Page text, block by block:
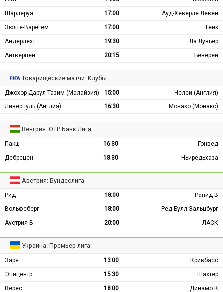
Шарлеруа
17:00
Ауд-Хеверле Лёвен
Зюлте-Варегем
17:00
Генк
Андерлехт
19:30
Ла Лувьер
Антверпен
20:15 Беверен
Товарищеские матчи: Клубы
Джохор Дарул Тазим (Малайзия) 15:00
Челси (Англия)
Ливерпуль (Англия)
16:30 Монако (Монако)
Венгрия: ОТР Банк Лига
Пакш 16:30
Гонвед
Дебрецен
18:30 Ньиредьхаза
Австрия: Бундеслига
Рид 18:00
Рапид В
Вольфсберг
18:00
Ред Булл Зальцбург
Аустрия В
20:00 ЛАСК
Украина: Премьер-лига
Заря 13:00
Кривбасс
Эпицентр
15:30
Шахтёр
Верес
18:00 Динамо К